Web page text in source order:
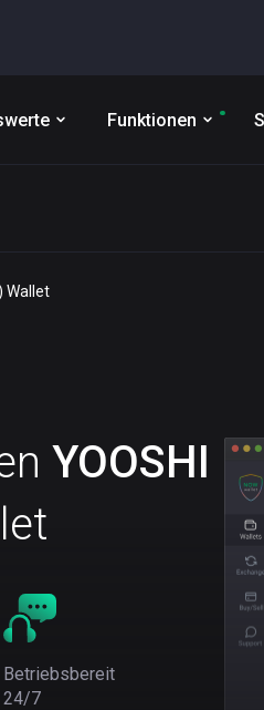
Funktionen
Wallet
YOOSHI
Betriebsbereit
24/7